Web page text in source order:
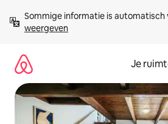
direct
naar
Sommige informatie is automatisch
weergeven
Je